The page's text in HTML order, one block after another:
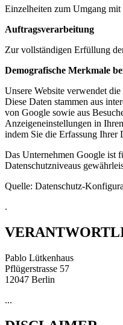
Einzelheiten zum Umgang
Auftragsverarbeitung
Zur vollständigen Erfüllung
Demografische Merkmale
Unsere Website verwendet
Diese Daten stammen aus
von Google sowie aus
Anzeigeneinstellungen in
indem Sie die Erfassung Ihrer
Das Unternehmen Google ist
Datenschutzniveaus
Quelle: Datenschutz-
.
Pablo Lütkenhaus
Pflügerstrasse 57
12047 Berlin
...